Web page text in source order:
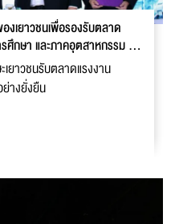
งเยาวชนเพื่อรองรับตลาด
ศึกษา และภาคอุตสาหกรรม (I-
ยาวชนรับตลาดแรงงาน
างยั่งยืน